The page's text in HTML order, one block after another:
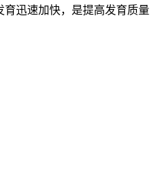
迅速加快，是提高发育质量